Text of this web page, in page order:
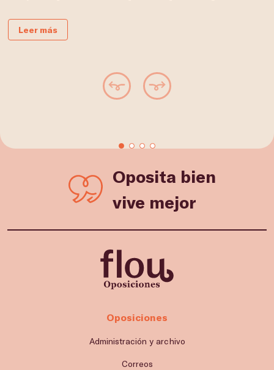
Leer más
Oposita bien
vive mejor
Oposiciones
Administración y archivo
Correos